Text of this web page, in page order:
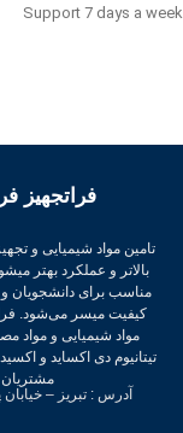
Support 7 days a
فراتجهیز
تامین مواد شیمیایی و
بالاتر و عملکرد بهتر
مناسب برای دانشجویان و
کیفیت میسر می‌شود.
تیتانیوم دی اکساید و
مشتریان